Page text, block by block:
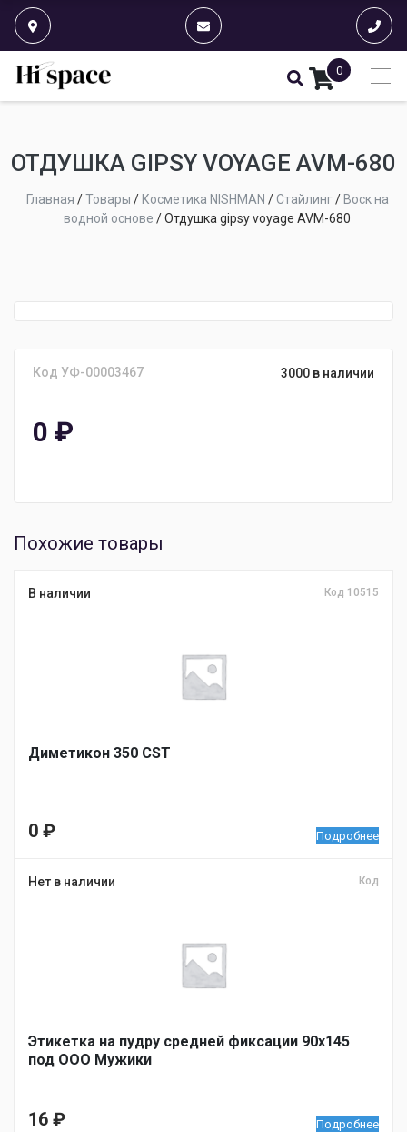
0
ОТДУШКА GIPSY VOYAGE AVM-680
Главная /Товары / Косметика NISHMAN /Стайлинг/ Воск на
водной основе /Отдушка gipsy voyage AVM-680
Код УФ-00003467 3000 в наличии
0 ₽
Похожие товары
В наличии Код 10515
Диметикон 350 CST
0 ₽ Подробнее
Нет в наличии Код
Этикетка на пудру средней фиксации 90х145
под ООО Мужики
16 ₽ Подробнее